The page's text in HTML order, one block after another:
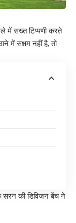
में सख्त टिप्पणी करते
में सक्षम नहीं है, तो
सरन की डिविजन बेंच ने